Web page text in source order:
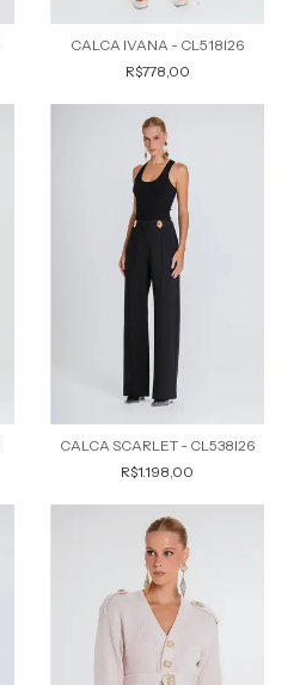
CALCA IVANA - CL518I26
R$778,00
CALCA SCARLET - CL538I26
R$1.198,00